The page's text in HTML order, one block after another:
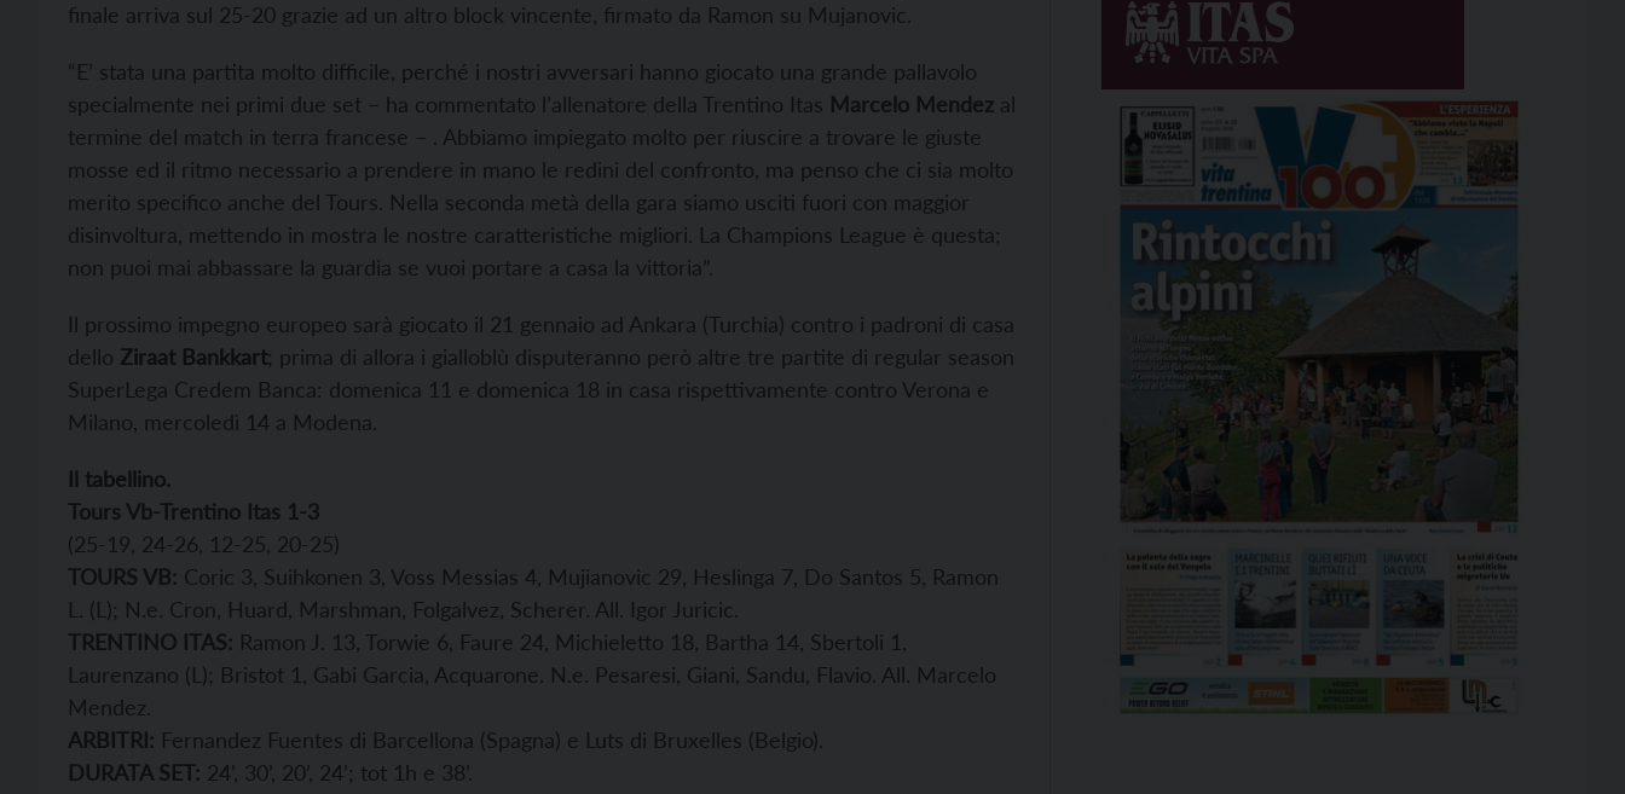
finale arriva sul 25-20 grazie ad un altro block vincente, firmato da Ramon su Mujanovic.
“E’ stata una partita molto difficile, perché i nostri avversari hanno giocato una grande pallavolo
specialmente nei primi due set – ha commentato l’allenatore della Trentino Itas Marcelo Mendez al
termine del match in terra francese – . Abbiamo impiegato molto per riuscire a trovare le giuste
mosse ed il ritmo necessario a prendere in mano le redini del confronto, ma penso che ci sia molto
merito specifico anche del Tours. Nella seconda metà della gara siamo usciti fuori con maggior
disinvoltura, mettendo in mostra le nostre caratteristiche migliori. La Champions League è questa;
non puoi mai abbassare la guardia se vuoi portare a casa la vittoria”.
Il prossimo impegno europeo sarà giocato il 21 gennaio ad Ankara (Turchia) contro i padroni di casa
dello Ziraat Bankkart; prima di allora i gialloblù disputeranno però altre tre partite di regular season
SuperLega Credem Banca: domenica 11 e domenica 18 in casa rispettivamente contro Verona e
Milano, mercoledì 14 a Modena.
Il tabellino.
Tours Vb-Trentino Itas 1-3
(25-19, 24-26, 12-25, 20-25)
TOURS VB: Coric 3, Suihkonen 3, Voss Messias 4, Mujianovic 29, Heslinga 7, Do Santos 5, Ramon
L. (L); N.e. Cron, Huard, Marshman, Folgalvez, Scherer. All. Igor Juricic.
TRENTINO ITAS: Ramon J. 13, Torwie 6, Faure 24, Michieletto 18, Bartha 14, Sbertoli 1,
Laurenzano (L); Bristot 1, Gabi Garcia, Acquarone. N.e. Pesaresi, Giani, Sandu, Flavio. All. Marcelo
Mendez.
ARBITRI: Fernandez Fuentes di Barcellona (Spagna) e Luts di Bruxelles (Belgio).
DURATA SET: 24’, 30’, 20’, 24’; tot 1h e 38’.